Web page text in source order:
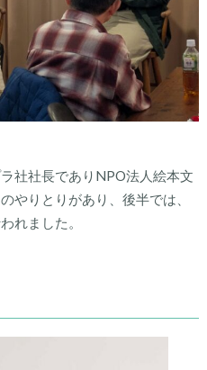
社社長でありNPO法人絵本文
やりとりがあり、後半では、
れました。